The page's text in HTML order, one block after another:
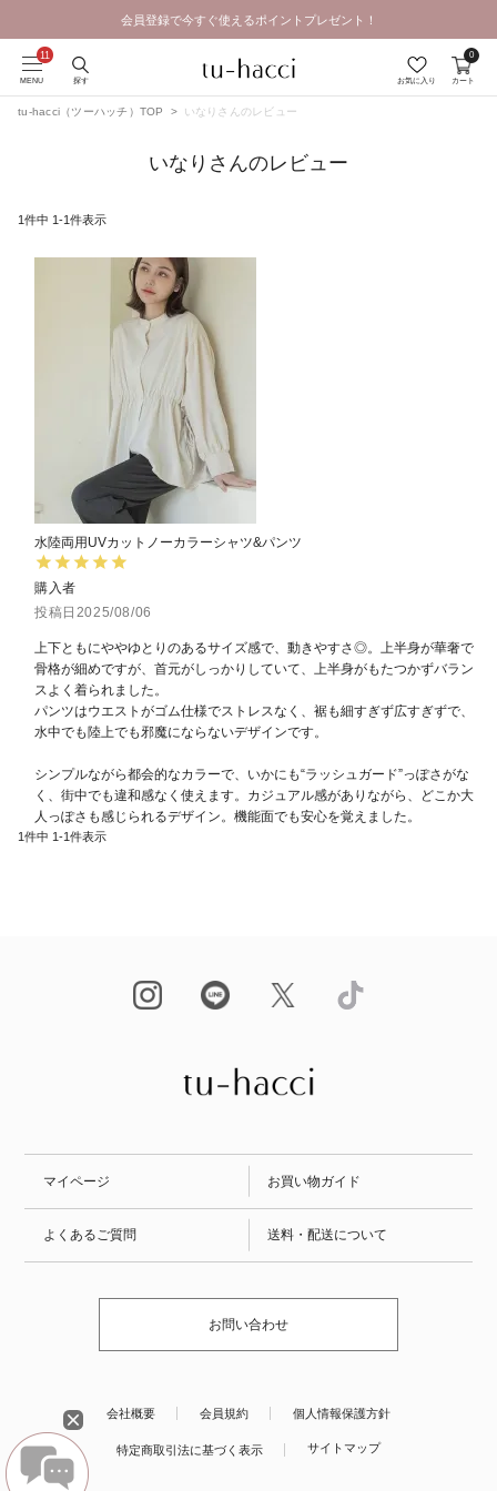
会員登録で今すぐ使えるポイントプレゼント！
GRAND OPEN SALE | 2026.8.7 19:00 - 8.16 23:59
MENU 探す お気に入り カート
0
tu-hacci（ツーハッチ）TOP いなりさんのレビュー
いなりさんのレビュー
1件中 1-1件表示
水陸両用UVカットノーカラーシャツ&パンツ
購入者
投稿日 2025/08/06
上下ともにややゆとりのあるサイズ感で、動きやすさ◎。上半身が華奢で
骨格が細めですが、首元がしっかりしていて、上半身がもたつかずバラン
スよく着られました。
パンツはウエストがゴム仕様でストレスなく、裾も細すぎず広すぎずで、
水中でも陸上でも邪魔にならないデザインです。
シンプルながら都会的なカラーで、いかにも“ラッシュガード”っぽさがな
く、街中でも違和感なく使えます。カジュアル感がありながら、どこか大
1件中 1-1件表示
マイページ お買い物ガイド
よくあるご質問 送料・配送について
お問い合わせ
会社概要 会員規約 個人情報保護方針
特定商取引法に基づく表示 サイトマップ